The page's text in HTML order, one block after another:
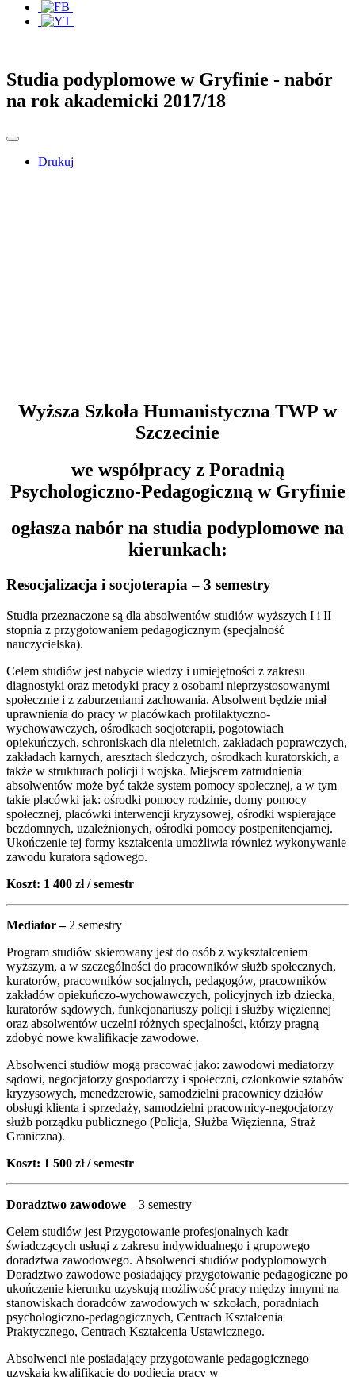
Studia podyplomowe w Gryfinie - nabór
na rok akademicki 2017/18
Drukuj
Wyższa Szkoła Humanistyczna TWP w
Szczecinie
we współpracy z Poradnią
Psychologiczno-Pedagogiczną w Gryfinie
ogłasza nabór na studia podyplomowe na
kierunkach:
Resocjalizacja i socjoterapia– 3 semestry
Studia przeznaczone są dla absolwentów studiów wyższych I i II
stopnia z przygotowaniem pedagogicznym (specjalność
nauczycielska).
Celem studiów jest nabycie wiedzy i umiejętności z zakresu
diagnostyki oraz metodyki pracy z osobami nieprzystosowanymi
społecznie i z zaburzeniami zachowania. Absolwent będzie miał
uprawnienia do pracy w placówkach profilaktyczno-
wychowawczych, ośrodkach socjoterapii, pogotowiach
opiekuńczych, schroniskach dla nieletnich, zakładach poprawczych,
zakładach karnych, aresztach śledczych, ośrodkach kuratorskich, a
także w strukturach policji i wojska. Miejscem zatrudnienia
absolwentów może być także system pomocy społecznej, a w tym
takie placówki jak: ośrodki pomocy rodzinie, domy pomocy
społecznej, placówki interwencji kryzysowej, ośrodki wspierające
bezdomnych, uzależnionych, ośrodki pomocy postpenitencjarnej.
Ukończenie tej formy kształcenia umożliwia również wykonywanie
zawodu kuratora sądowego.
Koszt: 1 400 zł / semestr
Mediator – 2 semestry
Program studiów skierowany jest do osób z wykształceniem
wyższym, a w szczególności do pracowników służb społecznych,
kuratorów, pracowników socjalnych, pedagogów, pracowników
zakładów opiekuńczo-wychowawczych, policyjnych izb dziecka,
kuratorów sądowych, funkcjonariuszy policji i służby więziennej
oraz absolwentów uczelni różnych specjalności, którzy pragną
zdobyć nowe kwalifikacje zawodowe.
Absolwenci studiów mogą pracować jako: zawodowi mediatorzy
sądowi, negocjatorzy gospodarczy i społeczni, członkowie sztabów
kryzysowych, menedżerowie, samodzielni pracownicy działów
obsługi klienta i sprzedaży, samodzielni pracownicy-negocjatorzy
służb porządku publicznego (Policja, Służba Więzienna, Straż
Graniczna).
Koszt: 1 500 zł / semestr
Doradztwo zawodowe – 3 semestry
Celem studiów jest Przygotowanie profesjonalnych kadr
świadczących usługi z zakresu indywidualnego i grupowego
doradztwa zawodowego. Absolwenci studiów podyplomowych
Doradztwo zawodowe posiadający przygotowanie pedagogiczne po
ukończenie kierunku uzyskują możliwość pracy między innymi na
stanowiskach doradców zawodowych w szkołach, poradniach
psychologiczno-pedagogicznych, Centrach Kształcenia
Praktycznego, Centrach Kształcenia Ustawicznego.
Absolwenci nie posiadający przygotowanie pedagogicznego
uzyskają kwalifikacje do podjęcia pracy w